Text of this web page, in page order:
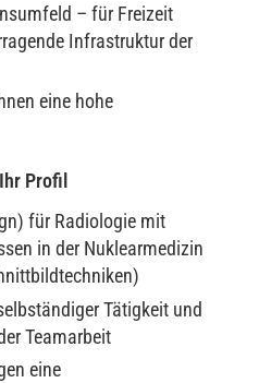
– für Freizeit
Infrastruktur der
eine hohe
Profil
für Radiologie mit
in der Nuklearmedizin
Tätigkeit und
Teamarbeit
eine